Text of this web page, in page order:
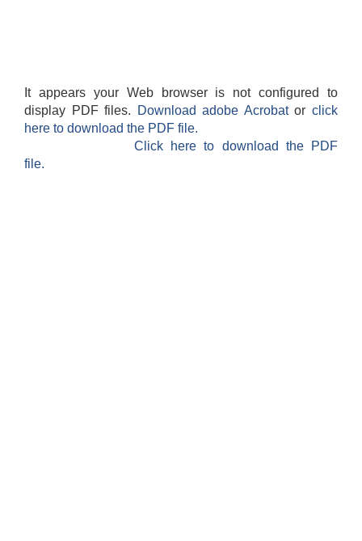
It appears your Web browser is not configured to
display PDF files.
Download adobe Acrobatorclick
here to download the PDF file.
Click here to download the PDF
file.